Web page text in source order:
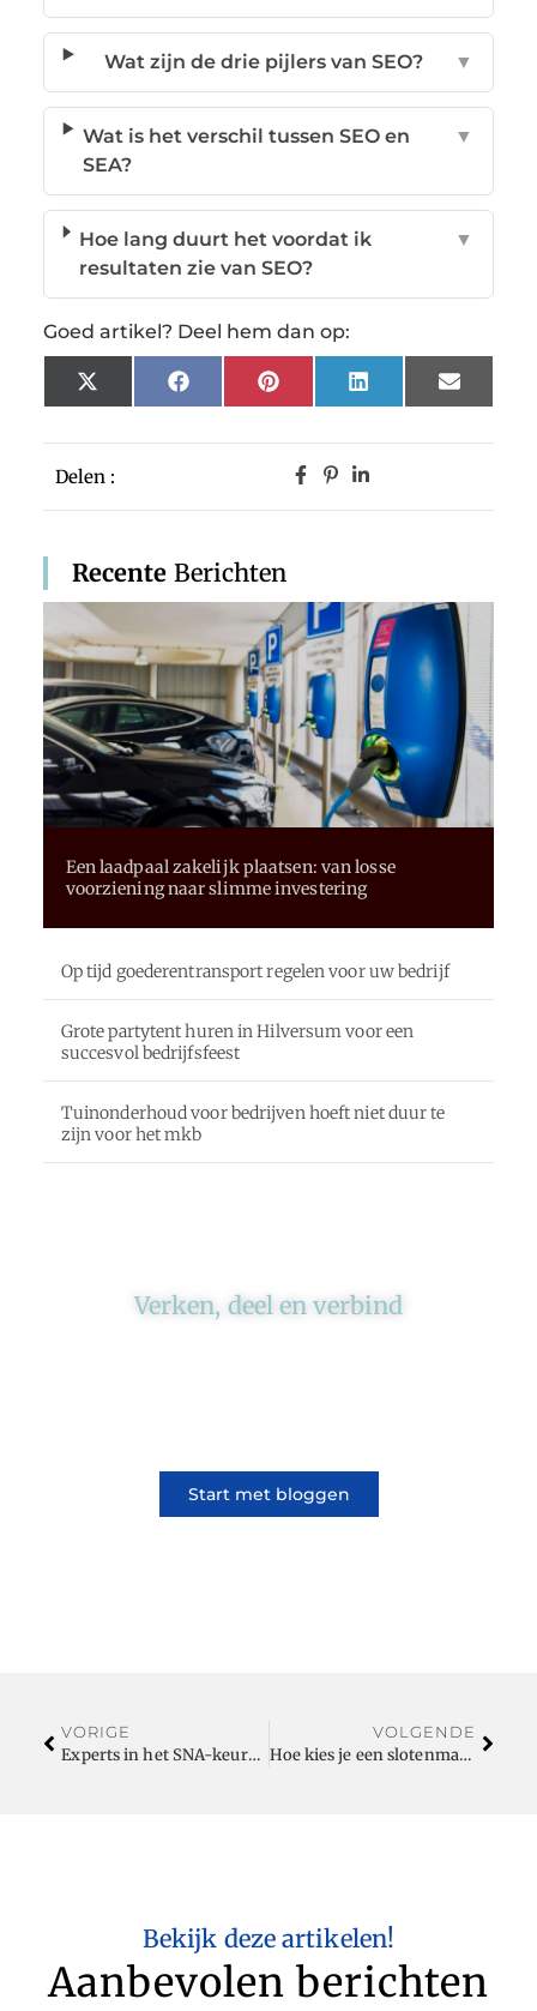
Delen :
Recente Berichten
Een laadpaal zakelijk plaatsen: van losse
voorziening naar slimme investering
Op tijd goederentransport regelen voor uw bedrijf
Grote partytent huren in Hilversum voor een
succesvol bedrijfsfeest
Tuinonderhoud voor bedrijven hoeft niet duur te
zijn voor het mkb
Verken, deel en verbind
Start met bloggen
Wat zijn de drie pijlers van SEO? ▼
Wat is het verschil tussen SEO en
SEA?
▼
Hoe lang duurt het voordat ik
resultaten zie van SEO?
▼
Goed artikel? Deel hem dan op:
X
(Twitter)
FacebookPinterestLinkedInEmail
VORIGE
Experts in het SNA-keurmerk
VOLGENDE
Hoe kies je een slotenmaker?
Bekijk deze artikelen!
Aanbevolen berichten